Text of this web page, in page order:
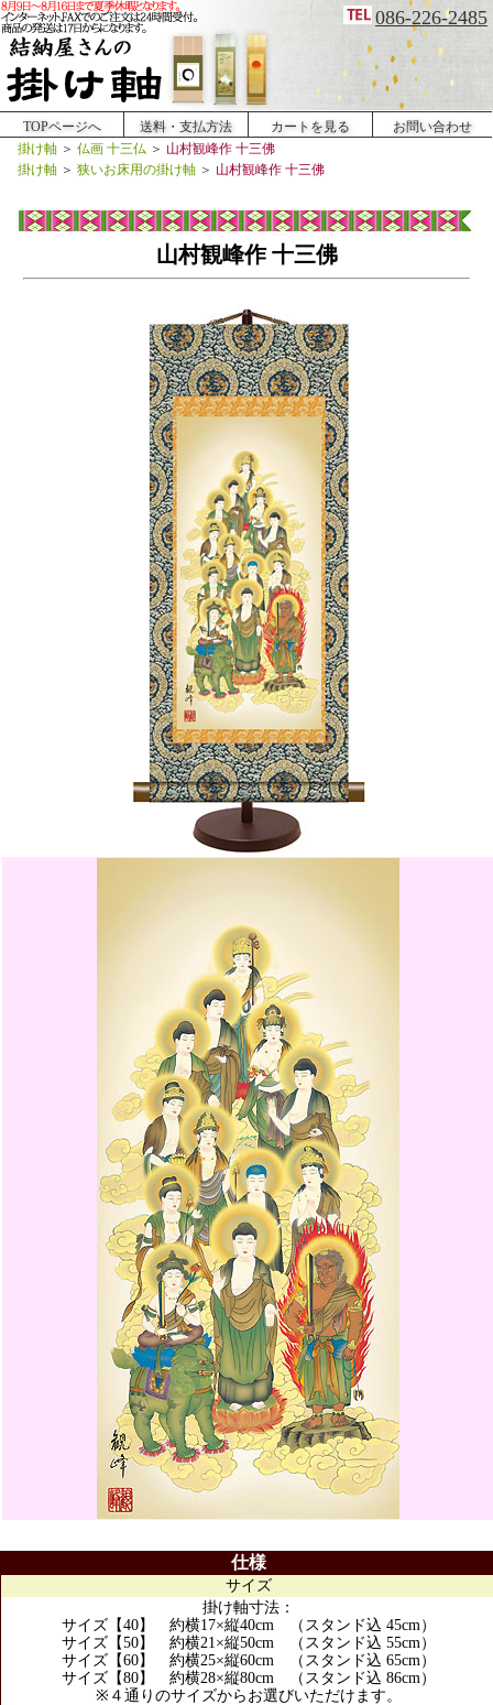
086-226-2485
TOPページへ 送料・支払方法 カートを見る
お問い合わせ
掛け軸 ＞ 仏画 十三仏 ＞ 山村観峰作 十三佛
掛け軸 ＞ 狭いお床用の掛け軸 ＞ 山村観峰作 十三佛
山村観峰作 十三佛
仕様
サイズ
掛け軸寸法：
サイズ【40】 約横17×縦40cm （スタンド込 45cm）
サイズ【50】 約横21×縦50cm （スタンド込 55cm）
サイズ【60】 約横25×縦60cm （スタンド込 65cm）
サイズ【80】 約横28×縦80cm （スタンド込 86cm）
※４通りのサイズからお選びいただけます。